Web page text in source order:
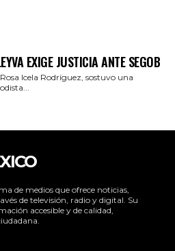
EXIGE JUSTICIA ANTE SEGOB
Icela Rodríguez, sostuvo una
de medios que ofrece noticias,
de televisión, radio y digital. Su
accesible y de calidad,